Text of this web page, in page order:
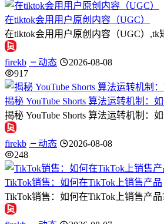
在tiktok会用用户原创内容（UGC）
在tiktok会用用户原创内容（UGC）
firekb 动态
2026-08-08
917
揭秘 YouTube Shorts 算法运转机制：
揭秘 YouTube Shorts 算法运转机制
firekb 动态
2026-08-08
248
TikTok销售：如何在TikTok上销售产品
TikTok销售：如何在TikTok上销售产